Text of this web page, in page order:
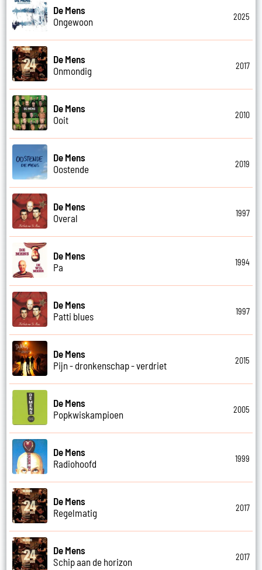
De Mens
Ongewoon
2025
De Mens
Onmondig
2017
De Mens
Ooit
2010
De Mens
Oostende
2019
De Mens
Overal
1997
De Mens
Pa
1994
De Mens
Patti blues
1997
De Mens
Pijn - dronkenschap - verdriet
2015
De Mens
Popkwiskampioen
2005
De Mens
Radiohoofd
1999
De Mens
Regelmatig
2017
De Mens
Schip aan de horizon
2017